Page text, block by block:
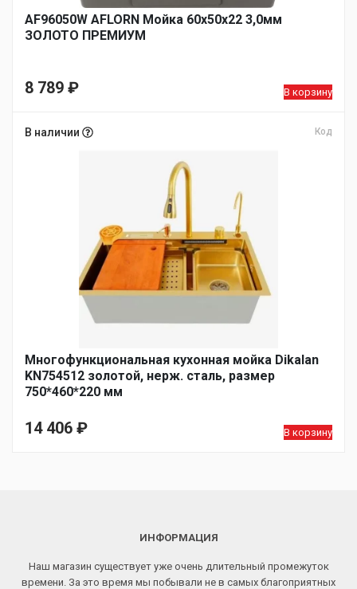
AF96050W AFLORN Мойка 60х50х22 3,0мм
ЗОЛОТО ПРЕМИУМ
8 789 ₽ В корзину
В наличии Код
Многофункциональная кухонная мойка Dikalan
KN754512 золотой, нерж. сталь, размер
750*460*220 мм
14 406 ₽ В корзину
ИНФОРМАЦИЯ
Наш магазин существует уже очень длительный промежуток
времени. За это время мы побывали не в самых благоприятных